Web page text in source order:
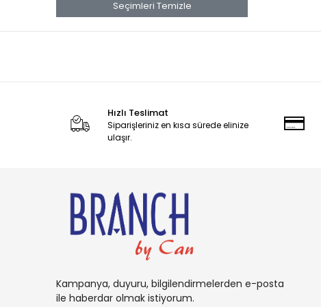
banana
Banana Boat
bluey
BURT'S
Cadbury
CARAMİA
Seçimleri Temizle
Hızlı Teslimat
Siparişleriniz en kısa sürede elinize
ulaşır.
Kampanya, duyuru, bilgilendirmelerden e-posta
ile haberdar olmak istiyorum.